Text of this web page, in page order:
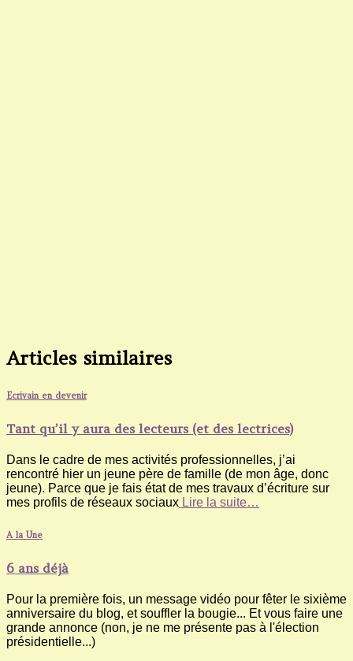
Articles similaires
Ecrivain en devenir
Tant qu’il y aura des lecteurs (et des lectrices)
Dans le cadre de mes activités professionnelles, j’ai
rencontré hier un jeune père de famille (de mon âge, donc
jeune). Parce que je fais état de mes travaux d’écriture sur
mes profils de réseaux sociaux Lire la suite…
A la Une
6 ans déjà
Pour la première fois, un message vidéo pour fêter le sixième
anniversaire du blog, et souffler la bougie... Et vous faire une
grande annonce (non, je ne me présente pas à l'élection
présidentielle...)